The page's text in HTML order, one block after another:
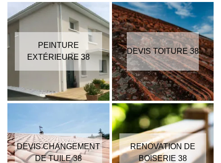
PEINTURE
EXTÉRIEURE 38
DEVIS TOITURE 38
DEVIS CHANGEMENT
DE TUILE 38
RENOVATION DE
BOISERIE 38